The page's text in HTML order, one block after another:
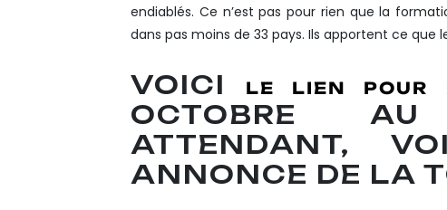
endiablés. Ce n’est pas pour rien que la
dans pas moins de 33 pays. Ils apportent ce
VOICI LE LIEN POUR
OCTOBRE
ATTENDANT,
ANNONCE DE LA